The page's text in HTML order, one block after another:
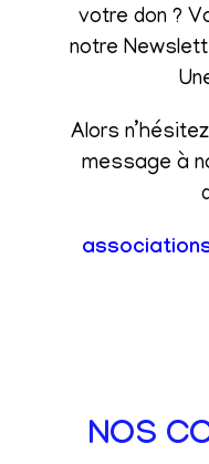
votre don ?
notre
Alors
message à
NOS